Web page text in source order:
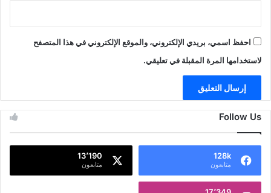
احفظ اسمي، بريدي الإلكتروني، والموقع الإلكتروني في هذا المتصفح
لاستخدامها المرة المقبلة في تعليقي.
Follow Us
128k
متابعون
13٬190
متابعون